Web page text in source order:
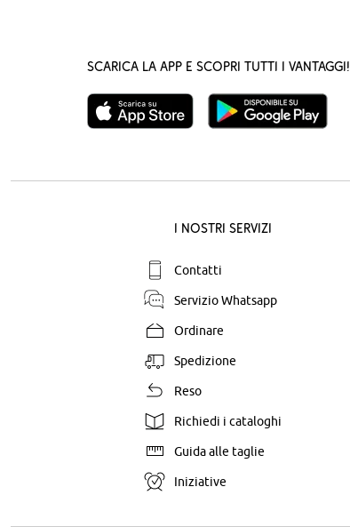
Scarica la App e scopri tutti i vantaggi!
I nostri servizi
Contatti
Servizio Whatsapp
Ordinare
Spedizione
Reso
Richiedi i cataloghi
Guida alle taglie
Iniziative